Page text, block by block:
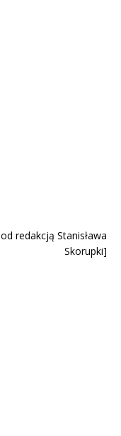
redakcją Stanisława
Skorupki]